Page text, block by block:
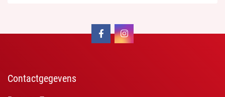
Contactgegevens